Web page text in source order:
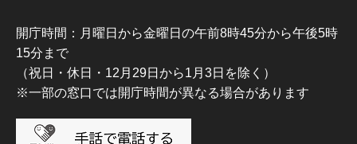
開庁時間：月曜日から金曜日の午前8時45分から午後5時
15分まで
（祝日・休日・12月29日から1月3日を除く）
※一部の窓口では開庁時間が異なる場合があります